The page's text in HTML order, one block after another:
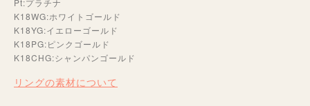
K18WG:ホワイトゴールド
K18YG:イエローゴールド
K18PG:ピンクゴールド
K18CHG:シャンパンゴールド
リングの素材について